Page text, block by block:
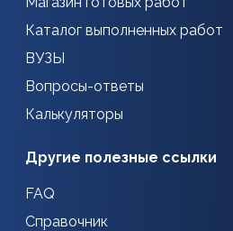
Каталог выполненных работ
ВУЗЫ
Вопросы-ответы
Калькуляторы
Другие полезные ссылки
FAQ
Справочник